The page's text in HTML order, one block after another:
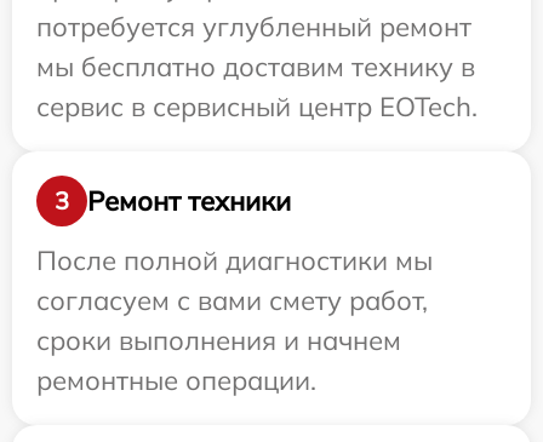
потребуется углубленный ремонт
мы бесплатно доставим технику в
сервис в сервисный центр EOTech.
3
Ремонт техники
После полной диагностики мы
согласуем с вами смету работ,
сроки выполнения и начнем
ремонтные операции.